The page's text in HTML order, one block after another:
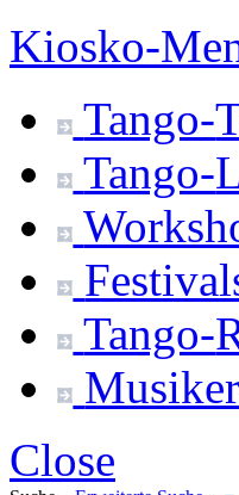
Kiosko-
Tango-
Tango-
Tango-
Close